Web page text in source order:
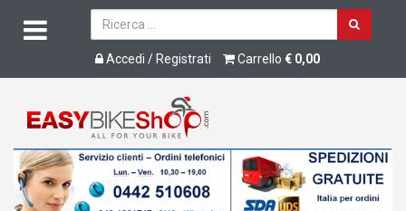
Accedi / Registrati Carrello € 0,00